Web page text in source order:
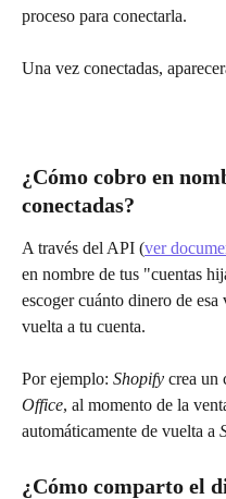
proceso para conectarla.
Una vez conectadas,
¿Cómo cobro en
conectadas?
A través del API (ver
en nombre de tus "cuentas
escoger cuánto dinero de
vuelta a tu cuenta.
Por ejemplo: Shopify crea un
Office, al momento de la
automáticamente de vuelta a
¿Cómo comparto el